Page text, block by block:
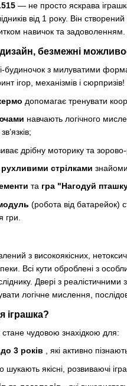
— не просто яскрава
від 1 року. Він
навичок та задоволенням.
безмежні
будиночок з милуватими
ігор, механізмів і
допомагає тренувати
навчають логічного
дрібну моторику та
стрілками
та гра "Нагодуй
(робота від батарейок)
гри.
з високоякісних,
Всі кути оброблені з
Двері з
логічне мислення,
іграшка?
стане чудовою знахідкою для:
3 років
, які активно
шукають якісні, розвиваючі